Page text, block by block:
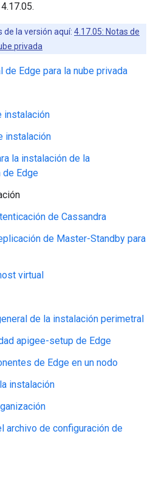
de la versión aquí: 4.17.05: Notas de
privada
de Edge para la nube privada
instalación
instalación
la instalación de la
Edge
de Cassandra
de Master-Standby para
virtual
de la instalación perimetral
apigee-setup de Edge
de Edge en un nodo
instalación
archivo de configuración de